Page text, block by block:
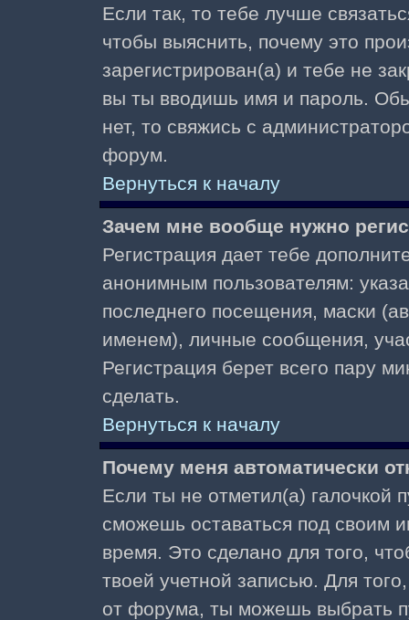
Если так, то тебе лучше
чтобы выяснить, почему это
зарегистрирован(а) и тебе не
вы ты вводишь имя и пароль.
нет, то свяжись с
форум.
Вернуться к началу
Зачем мне вообще нужно
Регистрация дает тебе
анонимным пользователям:
последнего посещения, маски
именем), личные сообщения,
Регистрация берет всего пару
сделать.
Вернуться к началу
Почему меня автоматически
Если ты не отметил(а) галочкой
сможешь оставаться под своим
время. Это сделано для того,
твоей учетной записью. Для
от форума, ты можешь выбрать